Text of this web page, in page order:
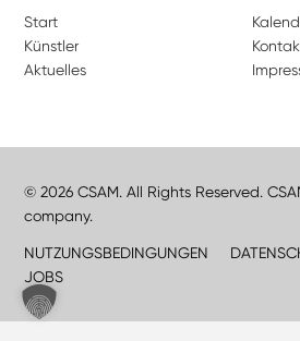
Start
Künstler
Aktuelles
© 2026 CSAM. All Rights Reserved.
company.
NUTZUNGSBEDINGUNGEN
JOBS